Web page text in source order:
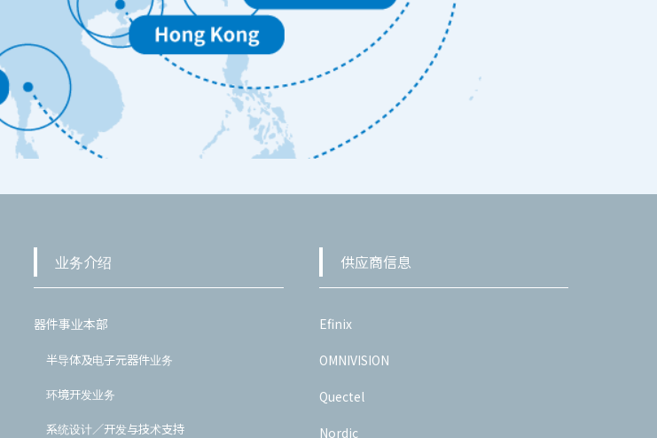
业务介绍
器件事业本部
半导体及电子元器件业务
环境开发业务
系统设计／开发与技术支持
供应商信息
Efinix
OMNIVISION
Quectel
Nordic